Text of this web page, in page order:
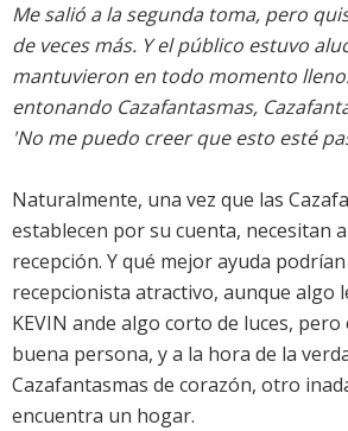
Me salió a la segunda toma, pero
de veces más. Y el público estuvo
mantuvieron en todo momento
entonando Cazafantasmas,
'No me puedo creer que esto esté
Naturalmente, una vez que las
establecen por su cuenta, necesitan
recepción. Y qué mejor ayuda
recepcionista atractivo, aunque algo
KEVIN ande algo corto de luces,
buena persona, y a la hora de la
Cazafantasmas de corazón, otro
encuentra un hogar.